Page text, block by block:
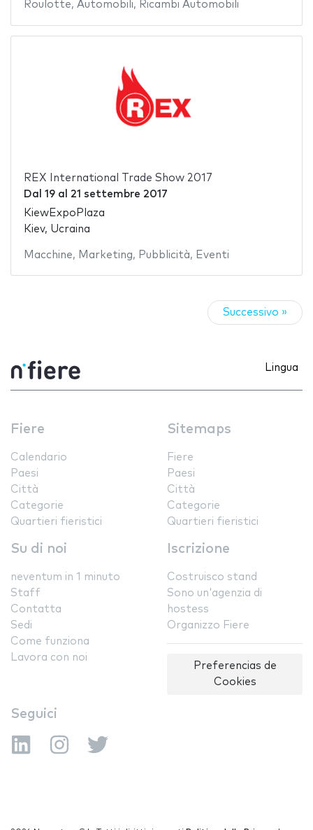
Roulotte, Automobili, Ricambi Automobili
REX International Trade Show 2017
Dal 19al 21 settembre 2017
KiewExpoPlaza
Kiev, Ucraina
Macchine, Marketing, Pubblicità, Eventi
Successivo »
Lingua
Fiere
Calendario
Paesi
Città
Categorie
Quartieri fieristici
Sitemaps
Fiere
Paesi
Città
Categorie
Quartieri fieristici
Su di noi
neventum in 1 minuto
Staff
Contatta
Sedi
Come funziona
Lavora con noi
Iscrizione
Costruisco stand
Sono un'agenzia di
hostess
Organizzo Fiere
Preferencias de
Cookies
Seguici